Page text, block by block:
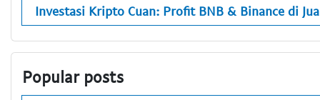
Investasi Kripto Cuan: Profit BNB & Binance di
Popular posts